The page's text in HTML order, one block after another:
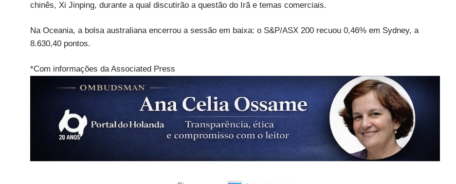
chinês, Xi Jinping, durante a qual discutirão a questão do Irã e temas comerciais.
Na Oceania, a bolsa australiana encerrou a sessão em baixa: o S&P/ASX 200 recuou 0,46% em Sydney, a
8.630,40 pontos.
*Com informações da Associated Press